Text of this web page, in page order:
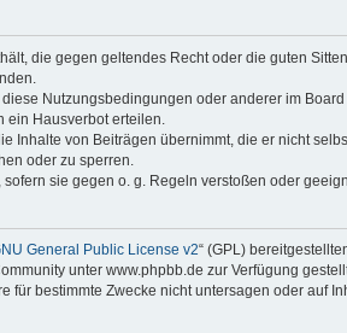
die gegen geltendes Recht oder die guten
Nutzungsbedingungen oder anderer im
Hausverbot erteilen.
Inhalte von Beiträgen übernimmt, die er nicht
oder zu sperren.
sie gegen o. g. Regeln verstoßen oder
General Public License v2“ (GPL)
unter www.phpbb.de zur Verfügung
bestimmte Zwecke nicht untersagen oder auf